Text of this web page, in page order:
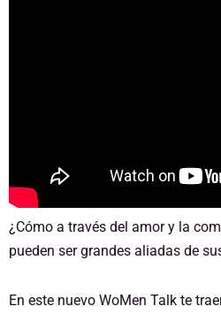
¿Cómo a través del amor y la
pueden ser grandes aliadas de
En este nuevo WoMen Talk te